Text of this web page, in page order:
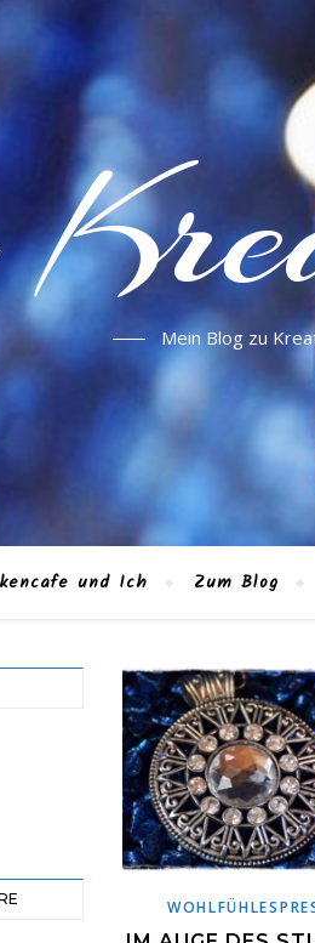
Mein Blog zu
und Ich Zum Blog